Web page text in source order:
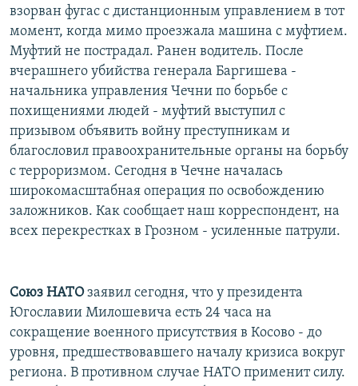
взорван фугас с дистанционным управлением в тот
момент, когда мимо проезжала машина с муфтием.
Муфтий не пострадал. Ранен водитель. После
вчерашнего убийства генерала Баргишева -
начальника управления Чечни по борьбе с
похищениями людей - муфтий выступил с
призывом объявить войну преступникам и
благословил правоохранительные органы на борьбу
с терроризмом. Сегодня в Чечне началась
широкомасштабная операция по освобождению
заложников. Как сообщает наш корреспондент, на
всех перекрестках в Грозном - усиленные патрули.
Союз НАТОзаявил сегодня, что у президента
Югославии Милошевича есть 24 часа на
сокращение военного присутствия в Косово - до
уровня, предшествовавшего началу кризиса вокруг
региона. В противном случае НАТО применит силу.